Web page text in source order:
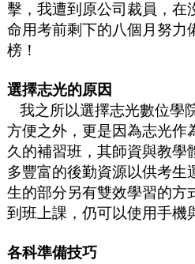
擊，我遭到原公司裁員，在
命用考前剩下的八個月努力
榜！
選擇志光的原因
我之所以選擇志光數位學
方便之外，更是因為志光作
久的補習班，其師資與教學
多豐富的後勤資源以供考生
生的部分另有雙效學習的方
到班上課，仍可以使用手機
各科準備技巧